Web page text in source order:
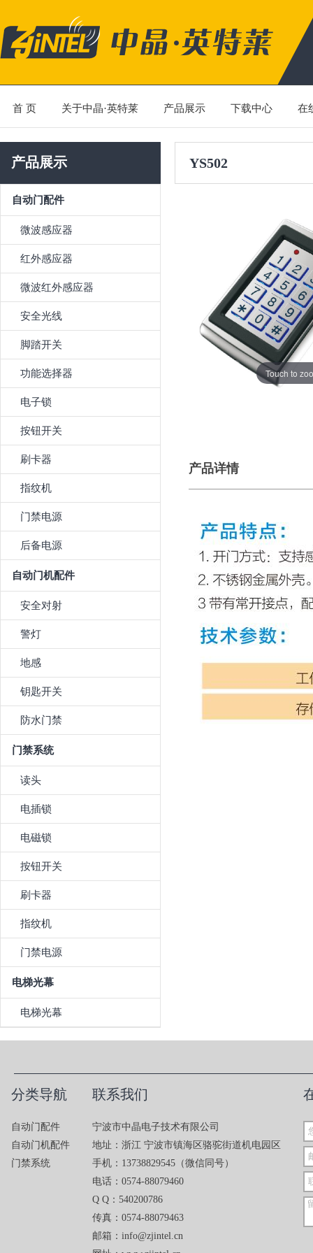
首 页 关于中晶·英特莱 产品展示 下载中心 在
产品展示
自动门配件
微波感应器
红外感应器
微波红外感应器
安全光线
脚踏开关
功能选择器
电子锁
按钮开关
刷卡器
指纹机
门禁电源
后备电源
自动门机配件
安全对射
警灯
地感
钥匙开关
防水门禁
门禁系统
读头
电插锁
电磁锁
按钮开关
刷卡器
指纹机
门禁电源
电梯光幕
电梯光幕
YS502
Touch to
产品详情
分类导航
自动门配件
自动门机配件
门禁系统
联系我们
宁波市中晶电子技术有限公司
地址：浙江 宁波市镇海区骆驼街道机电园区
手机：13738829545（微信同号）
电话：0574-88079460
Q Q：540200786
传真：0574-88079463
邮箱：info@zjintel.cn